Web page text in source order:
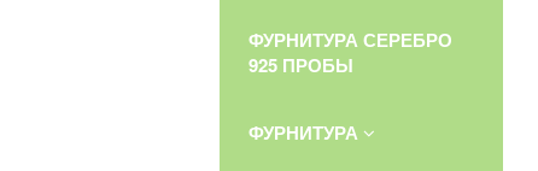
ФУРНИТУРА СЕРЕБРО
925 ПРОБЫ
ФУРНИТУРА